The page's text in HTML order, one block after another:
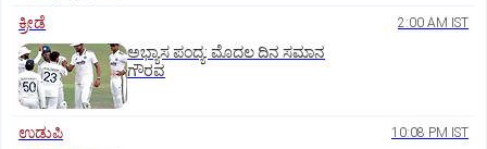
ಕ್ರೀಡೆ 2:00 AM IST
ಅಭ್ಯಾಸ ಪಂದ್ಯ: ಮೊದಲ ದಿನ ಸಮಾನ
ಗೌರವ
ಉಡುಪಿ 10:08 PM IST